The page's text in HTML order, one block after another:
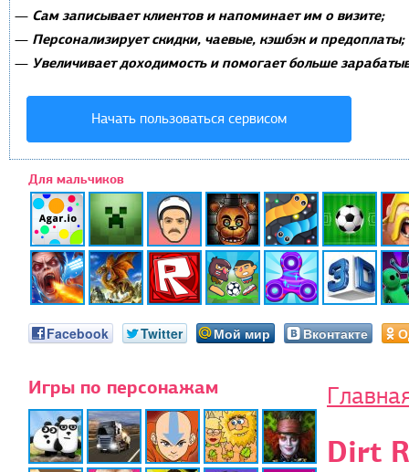
— Сам записывает клиентов и напоминает им о визите;
— Персонализирует скидки, чаевые, кэшбэк и предоплаты;
— Увеличивает доходимость и помогает больше
Начать пользоваться сервисом
Для мальчиков
Facebook Twitter Мой мир Вконтакте
Игры по персонажам
Dirt